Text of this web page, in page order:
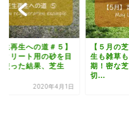
月の芝生手入れ】芝
雑草も旺盛な生育
密な芝生づくりの大
2021年4月16日
【８月の
ングン育つ
メに刈り